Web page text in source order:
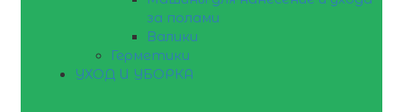
за полами
Валики
Герметики
УХОД И УБОРКА